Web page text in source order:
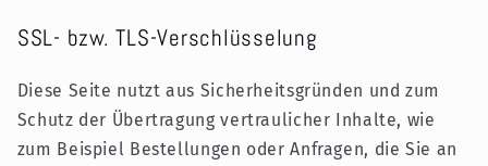
SSL- bzw. TLS-Verschlüsselung
Diese Seite nutzt aus Sicherheitsgründen und zum
Schutz der Übertragung vertraulicher Inhalte, wie
zum Beispiel Bestellungen oder Anfragen, die Sie an